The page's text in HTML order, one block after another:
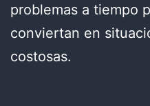
problemas a tiempo
conviertan en
costosas.